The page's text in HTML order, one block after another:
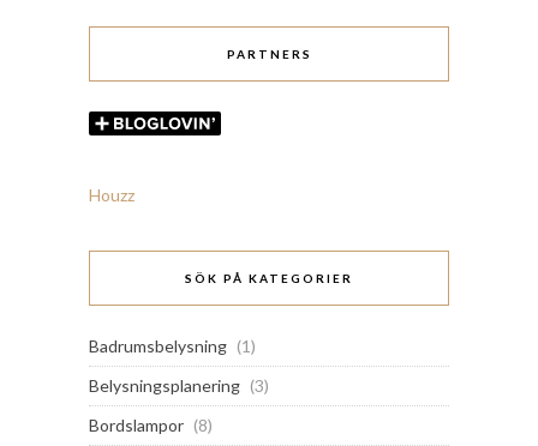
PARTNERS
Houzz
SÖK PÅ KATEGORIER
Badrumsbelysning (1)
Belysningsplanering (3)
Bordslampor (8)